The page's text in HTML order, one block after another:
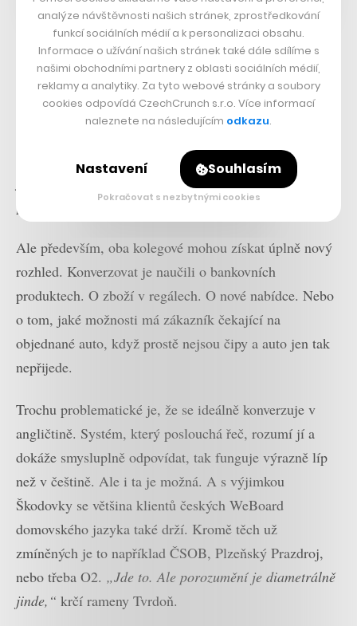
K tomu ale pozorně poslouchala, co jí člověk říká, a
učila se. Rozvíjela rozhovor stále dokonaleji. Vytvářela
propracovanější komunikaci. Dnes má Aila víc různých
stará. Stejně tak její kolega Ailex. I u toho jde nastavit,
jestli bude mít vlasy, zvolit jejich barvu, styl účesu, i
pár dalších rysů tváře.
Ale především, oba kolegové mohou získat úplně nový
rozhled. Konverzovat je naučili o bankovních
produktech. O zboží v regálech. O nové nabídce. Nebo
o tom, jaké možnosti má zákazník čekající na
objednané auto, když prostě nejsou čipy a auto jen tak
nepřijede.
Trochu problematické je, že se ideálně konverzuje v
angličtině. Systém, který poslouchá řeč, rozumí jí a
dokáže smysluplně odpovídat, tak funguje výrazně líp
než v češtině. Ale i ta je možná. A s výjimkou
Škodovky se většina klientů českých WeBoard
domovského jazyka také drží. Kromě těch už
zmíněných je to například ČSOB, Plzeňský Prazdroj,
nebo třeba O2. „Jde to. Ale porozumění je diametrálně
jinde,“ krčí rameny Tvrdoň.
analýze návštěvnosti našich stránek, zprostředkování
funkcí sociálních médií a k personalizaci obsahu.
Informace o užívání našich stránek také dále sdílíme s
našimi obchodními partnery z oblasti sociálních médií,
reklamy a analytiky. Za tyto webové stránky a soubory
cookies odpovídá CzechCrunch s.r.o. Více informací
naleznete na následujícím odkazu.
Nastavení Souhlasím
Pokračovat s nezbytnými cookies